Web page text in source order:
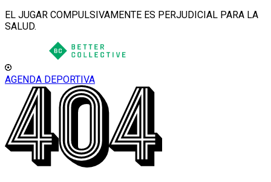
EL JUGAR COMPULSIVAMENTE ES PERJUDICIAL PARA LA
SALUD.
AGENDA DEPORTIVA